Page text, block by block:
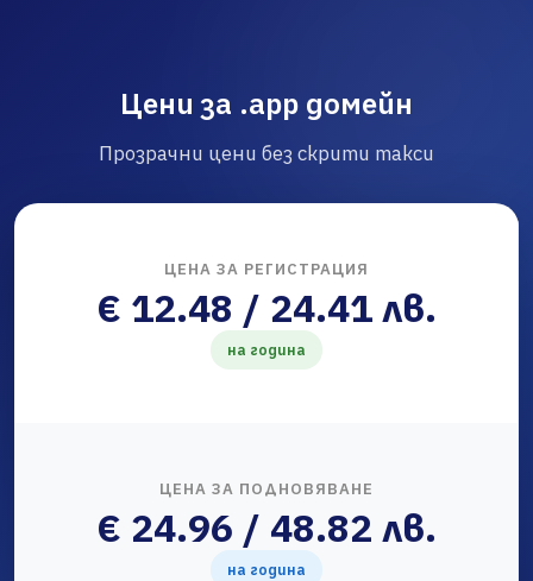
Цени за .app домейн
Прозрачни цени без скрити такси
ЦЕНА ЗА РЕГИСТРАЦИЯ
€ 12.48 / 24.41 лв.
на година
ЦЕНА ЗА ПОДНОВЯВАНЕ
€ 24.96 / 48.82 лв.
на година